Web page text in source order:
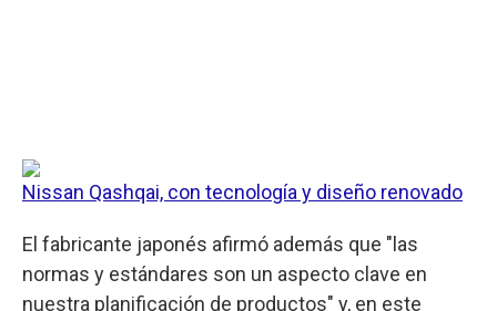
Nissan Qashqai, con tecnología y diseño renovado
El fabricante japonés afirmó además que "las
normas y estándares son un aspecto clave en
nuestra planificación de productos" y, en este